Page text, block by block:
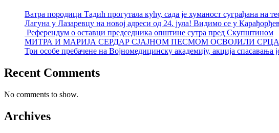
Ватра породици Тадић прогутала кућу, сада је хуманост суграђана на
Лагуна у Лазаревцу на новој адреси од 24. јула! Видимо се у
Референдум о оставци председника општине сутра пред Скупштином
МИТРА И МАРИЈА СЕРДАР СЈАЈНОМ ПЕСМОМ ОСВОЈИЛИ
Три особе пребачене на Војномедицинску академију, акција спасавања
Recent Comments
No comments to show.
Archives